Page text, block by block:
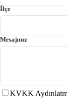
İlçe
Mesajınız
KVKK